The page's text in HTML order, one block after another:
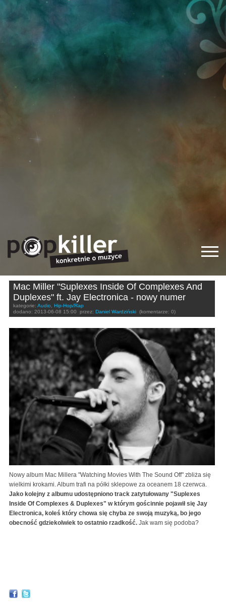
Mac Miller "Suplexes Inside Of Complexes And
Duplexes" ft. Jay Electronica - nowy numer
kategorie: Audio, Hip-Hop/Rap
dodano: 2013-06-08 15:00 przez: Daniel Wardziński (komentarze: 0)
Nowy album Mac Millera "Watching Movies With The Sound Off" zbliża się
wielkimi krokami. Album trafi na półki sklepowe za oceanem 18 czerwca.
Jako kolejny z albumu udostępniono track zatytułowany "Suplexes
Inside Of Complexes & Duplexes" w którym gościnnie pojawił się Jay
Electronica, koleś który chowa się chyba ze swoją muzyką, bo jego
obecność gdziekolwiek to ostatnio rzadkość. Jak wam się podoba?